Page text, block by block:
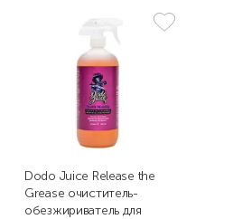
Dodo Juice Release the
Grease очиститель-
обезжириватель для